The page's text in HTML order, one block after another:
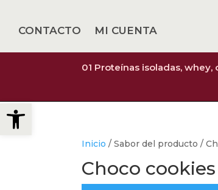
Abrir barra de herramientas
CONTACTO MI CUENTA
01 Proteínas isoladas,
Inicio / Sabor del producto /
Choco cookies